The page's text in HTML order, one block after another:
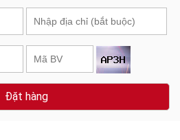
Đặt hàng